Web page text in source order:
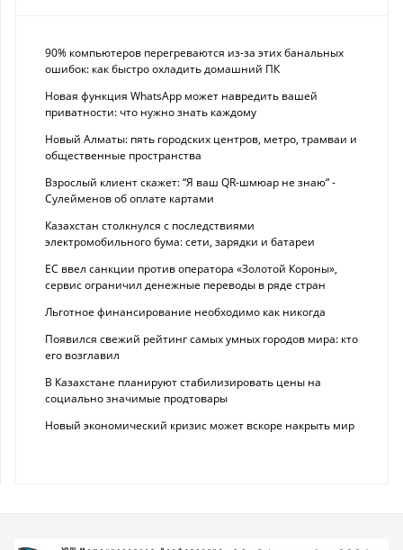
90% компьютеров перегреваются из-за этих банальных
ошибок: как быстро охладить домашний ПК
Новая функция WhatsApp может навредить вашей
приватности: что нужно знать каждому
Новый Алматы: пять городских центров, метро, трамваи и
общественные пространства
Взрослый клиент скажет: “Я ваш QR-шмюар не знаю“ -
Сулейменов об оплате картами
Казахстан столкнулся с последствиями
электромобильного бума: сети, зарядки и батареи
ЕС ввел санкции против оператора «Золотой Короны»,
сервис ограничил денежные переводы в ряде стран
Льготное финансирование необходимо как никогда
Появился свежий рейтинг самых умных городов мира: кто
его возглавил
В Казахстане планируют стабилизировать цены на
социально значимые продтовары
Новый экономический кризис может вскоре накрыть мир